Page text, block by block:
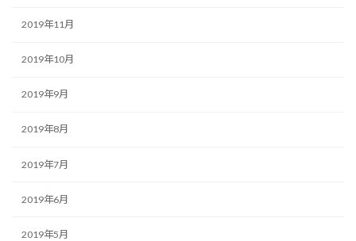
2019年11月
2019年10月
2019年9月
2019年8月
2019年7月
2019年6月
2019年5月